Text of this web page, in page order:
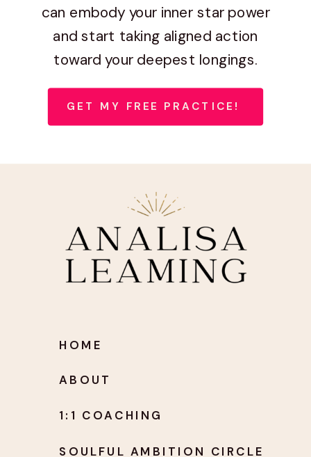
can embody your inner star power
and start taking aligned action
toward your deepest longings.
GET MY FREE PRACTICE!
1:1 COACHING
ABOUT
HOME
SOULFUL AMBITION CIRCLE